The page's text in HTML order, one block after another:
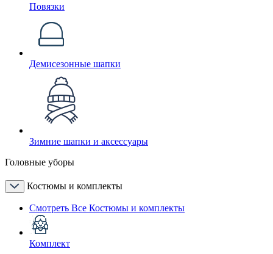
Повязки
Демисезонные шапки
Зимние шапки и аксессуары
Головные уборы
Костюмы и комплекты
Смотреть Все Костюмы и комплекты
Комплект